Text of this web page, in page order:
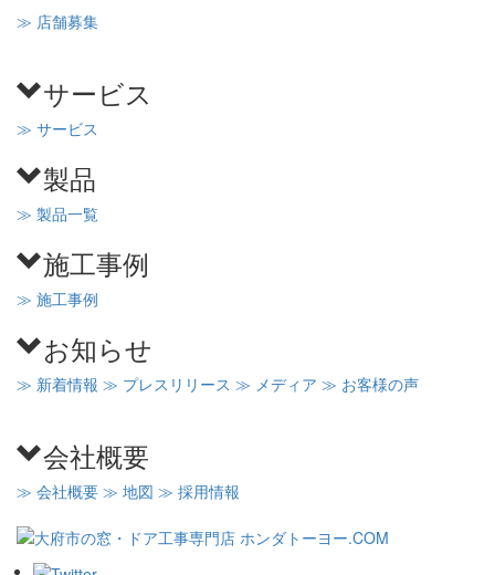
≫ 店舗募集
サービス
≫ サービス
製品
≫ 製品一覧
施工事例
≫ 施工事例
お知らせ
≫ 新着情報 ≫ プレスリリース ≫ メディア ≫ お客様の声
会社概要
≫ 会社概要 ≫ 地図 ≫ 採用情報